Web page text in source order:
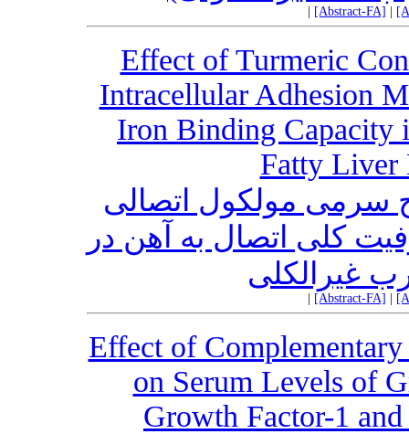
[Abstract-FA]
Effect of Turmeric
Intracellular Adhesion
Iron Binding Capacity
Fatty Liver
سرمی مولکول اتصالی
کلی اتصال به آهن در
غیرالکلی
[Abstract-FA]
Effect of
on Serum Levels of
Growth Factor-1